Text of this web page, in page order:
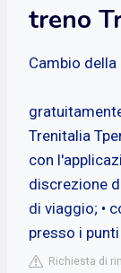
treno
Cambio
Trenitalia
con
discrezione
di viaggio; •
presso i
Richiesta di